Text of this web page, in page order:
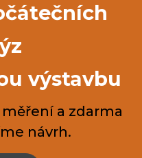
výstavbu
a zdarma
návrh.